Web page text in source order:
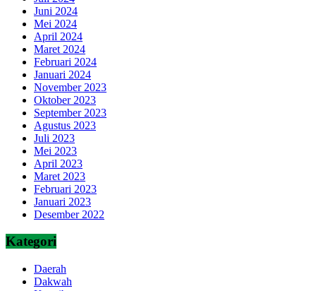
Juni 2024
Mei 2024
April 2024
Maret 2024
Februari 2024
Januari 2024
November 2023
Oktober 2023
September 2023
Agustus 2023
Juli 2023
Mei 2023
April 2023
Maret 2023
Februari 2023
Januari 2023
Desember 2022
Kategori
Daerah
Dakwah